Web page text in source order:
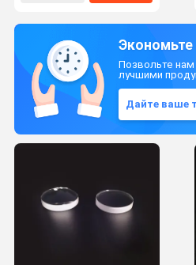
Экономьте
Позвольте
лучшими
Дайте ваше